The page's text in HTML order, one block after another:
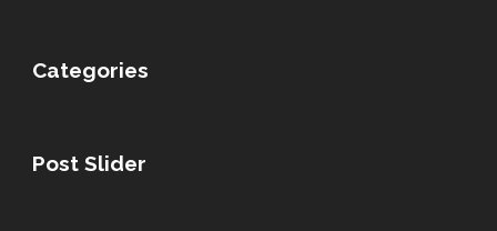
Categories
Post Slider